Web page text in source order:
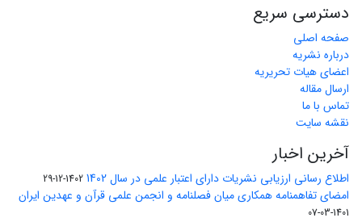
دسترسی سریع
صفحه اصلی
درباره نشریه
اعضای هیات تحریریه
ارسال مقاله
تماس با ما
نقشه سایت
آخرین اخبار
اطلاع رسانی ارزیابی نشریات دارای اعتبار علمی در سال 1402 1402-12-29
امضای تفاهمنامه همکاری میان فصلنامه و انجمن علمی قرآن و عهدین ایران
1401-03-07